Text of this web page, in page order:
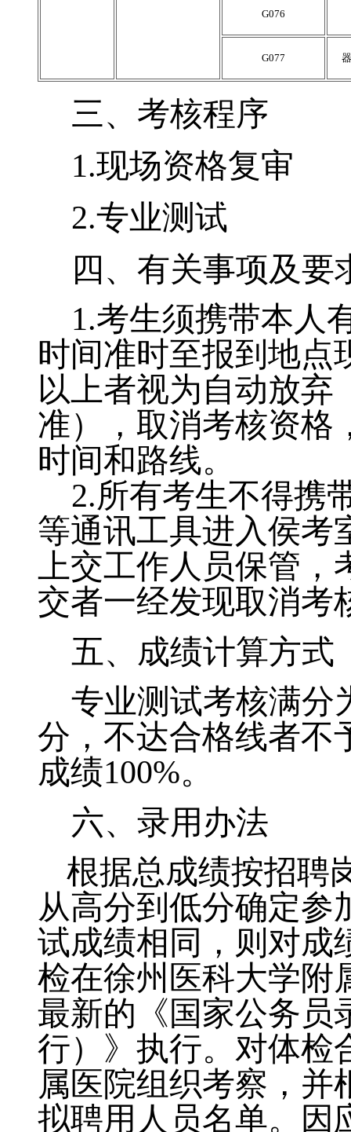
G076
G077
三、考核程序
1.现场资格复审
2.专业测试
四、有关事项及要
1.考生须携带本人
时间准时至报到地点
以上者视为自动放弃
准），取消考核资格
时间和路线。
2.所有考生不得携
等通讯工具进入侯考
上交工作人员保管
交者一经发现取消考
五、 成绩计算方式
专业测试考核满分
分，不达合格线者不
成绩100%。
六、录用办法
根据总成绩按招聘
从高分到低分确定参
试成绩相同，则对成
检在徐州医科大学附
最新的《国家公务员
行）》执行。对体检
属医院组织考察，并
拟聘用人员名单。因